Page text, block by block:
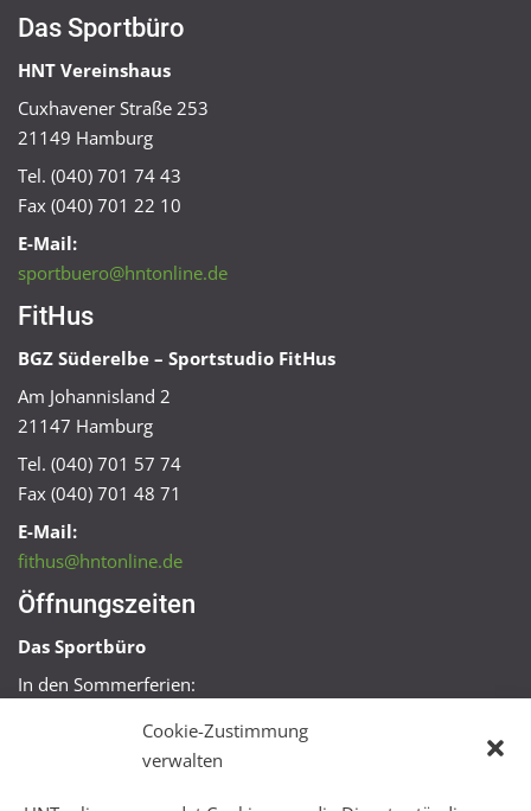
Cookie-Zustimmung
verwalten
Das Sportbüro
HNT Vereinshaus
Cuxhavener Straße 253
21149 Hamburg
Tel. (040) 701 74 43
Fax (040) 701 22 10
E-Mail:
sportbuero@hntonline.de
FitHus
BGZ Süderelbe – Sportstudio FitHus
Am Johannisland 2
21147 Hamburg
Tel. (040) 701 57 74
Fax (040) 701 48 71
E-Mail:
fithus@hntonline.de
Öffnungszeiten
Das Sportbüro
In den Sommerferien:
Mo + Mi 16:00 – 18:00 Uhr